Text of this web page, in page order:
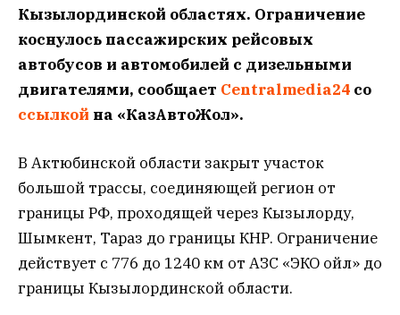
Кызылординской областях. Ограничение
коснулось пассажирских рейсовых
автобусов и автомобилей с дизельными
двигателями, сообщает Centralmedia24 со
ссылкой на «КазАвтоЖол».
В Актюбинской области закрыт участок
большой трассы, соединяющей регион от
границы РФ, проходящей через Кызылорду,
Шымкент, Тараз до границы КНР. Ограничение
действует с 776 до 1240 км от АЗС «ЭКО ойл» до
границы Кызылординской области.